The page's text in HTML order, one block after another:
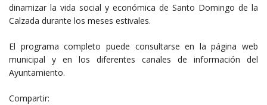
dinamizar la vida social y económica de Santo Domingo de la
Calzada durante los meses estivales.
El programa completo puede consultarse en la página web
municipal y en los diferentes canales de información del
Ayuntamiento.
Compartir: